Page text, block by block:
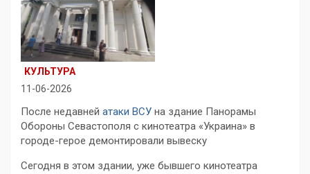
КУЛЬТУРА
11-06-2026
После недавней атаки ВСУ на здание Панорамы
Обороны Севастополя с кинотеатра «Украина» в
городе-герое демонтировали вывеску
Сегодня в этом здании, уже бывшего кинотеатра